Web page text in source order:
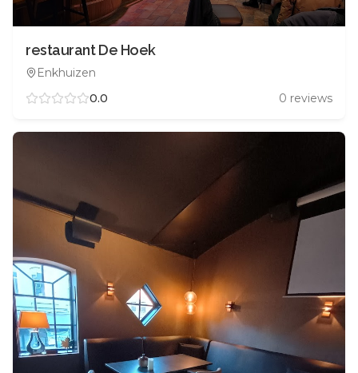
restaurant De Hoek
Enkhuizen
0.0
0 reviews